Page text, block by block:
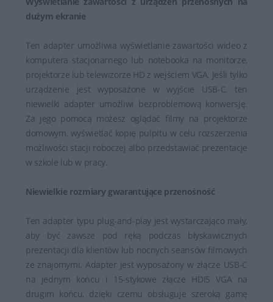
dużym ekranie
Ten adapter umożliwia wyświetlanie zawartości wideo z
komputera stacjonarnego lub notebooka na monitorze,
projektorze lub telewizorze HD z wejściem VGA. Jeśli tylko
urządzenie jest wyposażone w wyjście USB-C, ten
niewielki adapter umożliwi bezproblemową konwersję.
Za jego pomocą możesz oglądać filmy na projektorze
domowym, wyświetlać kopię pulpitu w celu rozszerzenia
możliwości stacji roboczej albo przedstawiać prezentacje
w szkole lub w pracy.
Niewielkie rozmiary gwarantujące przenośność
Ten adapter typu plug-and-play jest wystarczająco mały,
aby być zawsze pod ręką podczas błyskawicznych
prezentacji dla klientów lub nocnych seansów filmowych
ze znajomymi. Adapter jest wyposażony w złącze USB-C
na jednym końcu i 15-stykowe złącze HDI5 VGA na
drugim końcu, dzięki czemu obsługuje szeroką gamę